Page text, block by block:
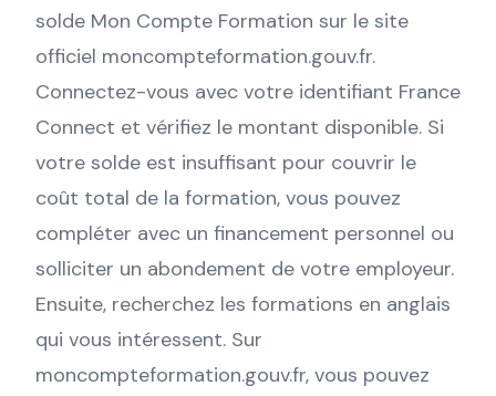
solde Mon Compte Formation sur le site
officiel moncompteformation.gouv.fr.
Connectez-vous avec votre identifiant France
Connect et vérifiez le montant disponible. Si
votre solde est insuffisant pour couvrir le
coût total de la formation, vous pouvez
compléter avec un financement personnel ou
solliciter un abondement de votre employeur.
Ensuite, recherchez les formations en anglais
qui vous intéressent. Sur
moncompteformation.gouv.fr, vous pouvez